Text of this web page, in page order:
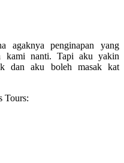
agaknya penginapan yang
kami nanti. Tapi aku yakin
dan aku boleh masak kat
Tours: